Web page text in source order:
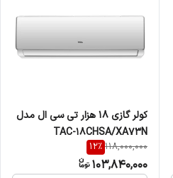
کولر گازی 18 هزار تی سی ال مدل
TAC-18CHSA/XA73N
118,000,000
12%
103,840,000